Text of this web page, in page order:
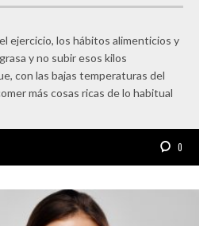
ejercicio, los hábitos alimenticios y
y no subir esos kilos
con las bajas temperaturas del
más cosas ricas de lo habitual
0